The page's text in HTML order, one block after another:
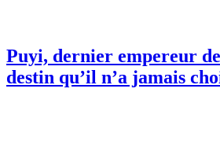
Puyi, dernier empereur
destin qu’il n’a jamais